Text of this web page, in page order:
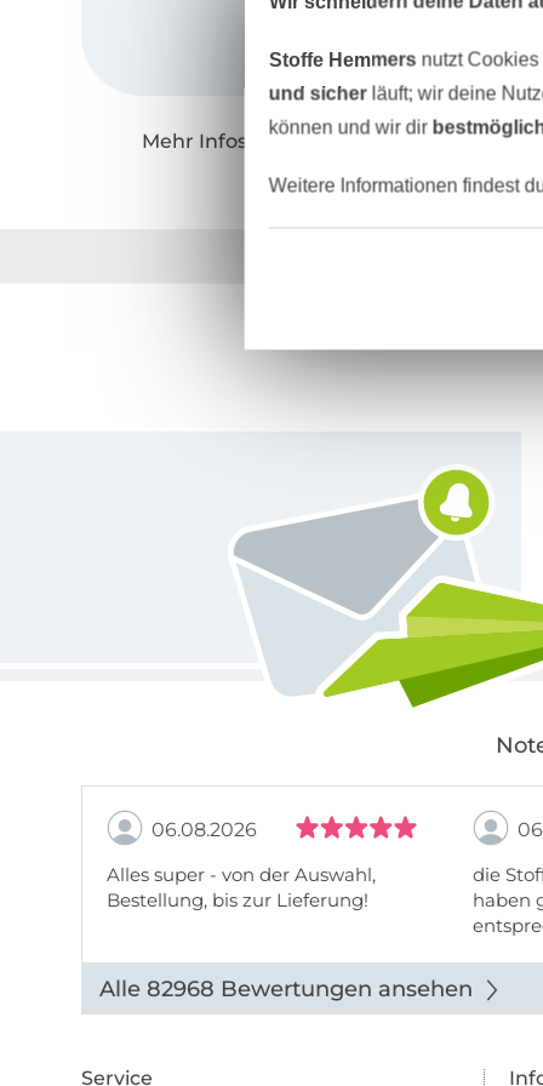
Mehr Infos zu "FourChapter"
06.08.2026
Alles super - von der Auswahl,
Bestellung, bis zur Lieferung!
die
haben
auch
Alle 82968 Bewertungen ansehen
Service
Stoffe Hemmers nutzt
und sicherläuft; wir deine
können und wir dir
Weitere Informationen findest